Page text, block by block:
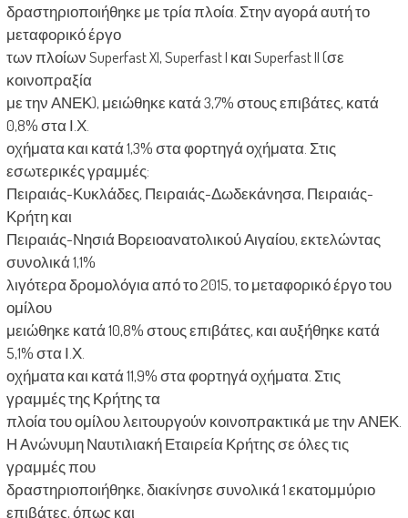
δραστηριοποιήθηκε με τρία πλοία. Στην αγορά αυτή το
μεταφορικό έργο
των πλοίων Superfast XI, Superfast I και Superfast II (σε
κοινοπραξία
με την ΑΝΕΚ), μειώθηκε κατά 3,7% στους επιβάτες, κατά
0,8% στα Ι.Χ.
οχήματα και κατά 1,3% στα φορτηγά οχήματα. Στις
εσωτερικές γραμμές:
Πειραιάς-Κυκλάδες, Πειραιάς-Δωδεκάνησα, Πειραιάς-
Κρήτη και
Πειραιάς-Νησιά Βορειοανατολικού Αιγαίου, εκτελώντας
συνολικά 1,1%
λιγότερα δρομολόγια από το 2015, το μεταφορικό έργο του
ομίλου
μειώθηκε κατά 10,8% στους επιβάτες, και αυξήθηκε κατά
5,1% στα Ι.Χ.
οχήματα και κατά 11,9% στα φορτηγά οχήματα. Στις
γραμμές της Κρήτης τα
πλοία του ομίλου λειτουργούν κοινοπρακτικά με την ΑΝΕΚ.
Η Ανώνυμη Ναυτιλιακή Εταιρεία Κρήτης σε όλες τις
γραμμές που
δραστηριοποιήθηκε, διακίνησε συνολικά 1 εκατομμύριο
επιβάτες, όπως και